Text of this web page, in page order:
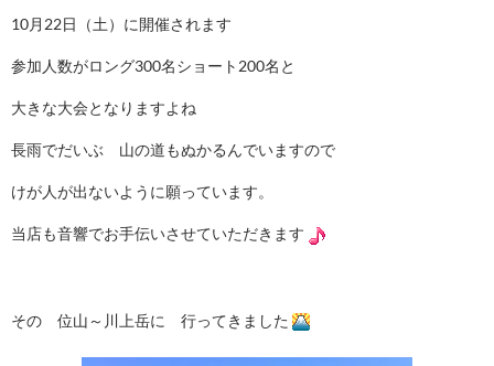
10月22日（土）に開催されます
参加人数がロング300名ショート200名と
大きな大会となりますよね
長雨でだいぶ 山の道もぬかるんでいますので
けが人が出ないように願っています。
当店も音響でお手伝いさせていただきます
その 位山～川上岳に 行ってきました